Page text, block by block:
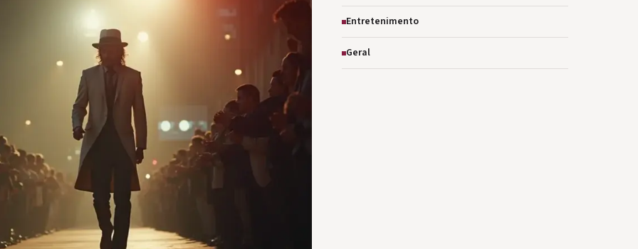
Entretenimento
Geral